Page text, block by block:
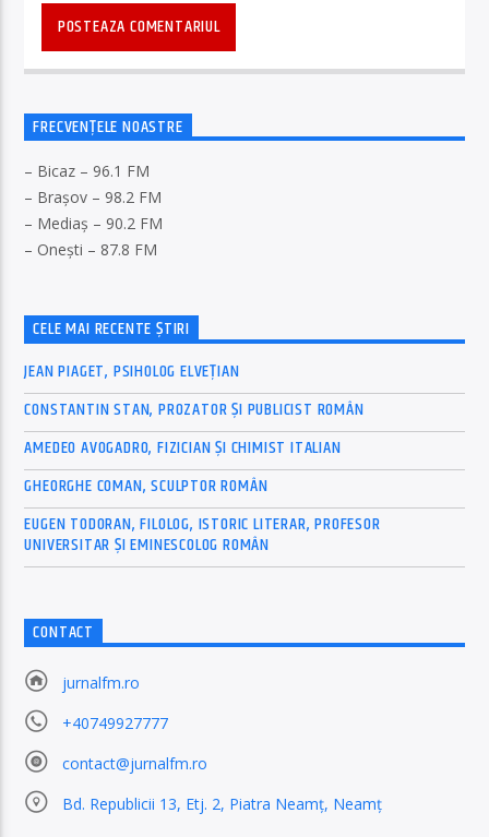
FRECVENȚELE NOASTRE
– Bicaz – 96.1 FM
– Brașov – 98.2 FM
– Mediaș – 90.2 FM
– Onești – 87.8 FM
CELE MAI RECENTE ȘTIRI
JEAN PIAGET, PSIHOLOG ELVEȚIAN
CONSTANTIN STAN, PROZATOR ȘI PUBLICIST ROMÂN
AMEDEO AVOGADRO, FIZICIAN ȘI CHIMIST ITALIAN
GHEORGHE COMAN, SCULPTOR ROMÂN
EUGEN TODORAN, FILOLOG, ISTORIC LITERAR, PROFESOR
UNIVERSITAR ȘI EMINESCOLOG ROMÂN
CONTACT
jurnalfm.ro
+40749927777
contact@jurnalfm.ro
Bd. Republicii 13, Etj. 2, Piatra Neamț, Neamț